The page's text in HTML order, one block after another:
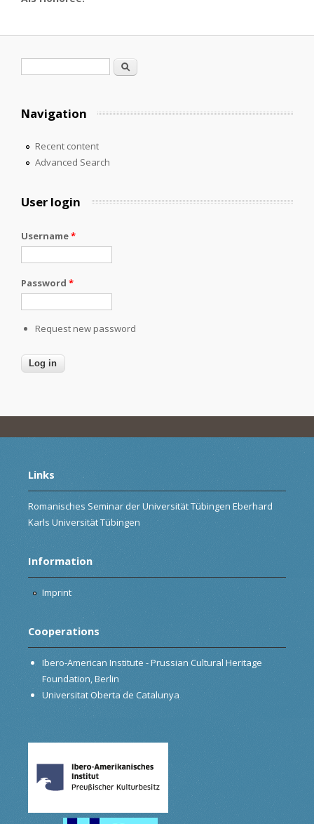
Search
Navigation
Recent content
Advanced Search
User login
Username*
Password *
Request new password
Links
Romanisches Seminar der Universität Tübingen Eberhard
Karls Universität Tübingen
Information
Imprint
Cooperations
Ibero-American Institute - Prussian Cultural Heritage
Foundation, Berlin
Universitat Oberta de Catalunya